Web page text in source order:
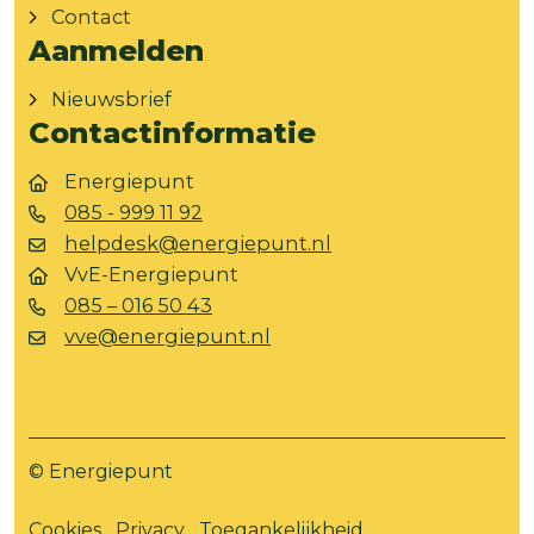
Contact
Aanmelden
Nieuwsbrief
Contactinformatie
Energiepunt
085 - 999 11 92
helpdesk@energiepunt.nl
VvE-Energiepunt
085 – 016 50 43
vve@energiepunt.nl
© Energiepunt